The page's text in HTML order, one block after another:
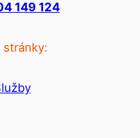
149 124
stránky: